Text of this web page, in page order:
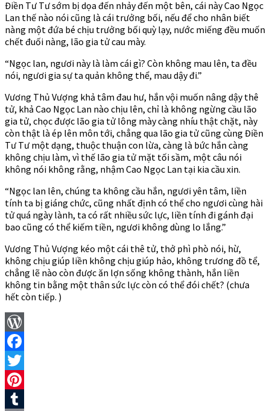
Điền Tư Tư sớm bị dọa đến nhảy đến một bên, cái này Cao Ngọc
Lan thế nào nói cũng là cái trưởng bối, nếu để cho nhân biết
nàng một đứa bé chịu trưởng bối quỳ lạy, nước miếng đều muốn
chết đuối nàng, lão gia tử cau mày.
“Ngọc lan, ngươi này là làm cái gì? Còn không mau lên, ta đều
nói, ngươi gia sự ta quản không thể, mau dậy đi.”
Vương Thủ Vượng khả tâm đau hư, hắn vội muốn nâng dậy thê
tử, khả Cao Ngọc Lan nào chịu lên, chỉ là không ngừng cầu lão
gia tử, chọc được lão gia tử lông mày càng nhíu thật chặt, này
còn thật là ép lên môn tới, chẳng qua lão gia tử cũng cùng Điền
Tư Tư một dạng, thuộc thuận con lừa, càng là bức hắn càng
không chịu làm, vì thế lão gia tử mặt tối sầm, một câu nói
không nói không rằng, nhậm Cao Ngọc Lan tại kia cầu xin.
“Ngọc lan lên, chúng ta không cầu hắn, ngươi yên tâm, liền
tính ta bị giáng chức, cũng nhất định có thể cho ngươi cùng hài
tử quá ngày lành, ta có rất nhiều sức lực, liền tính đi gánh đại
bao cũng có thể kiếm tiền, ngươi không dùng lo lắng.”
Vương Thủ Vượng kéo một cái thê tử, thở phì phò nói, hừ,
không chịu giúp liền không chịu giúp hảo, không trương đồ tể,
chẳng lẽ nào còn được ăn lợn sống không thành, hắn liền
không tin bằng một thân sức lực còn có thể đói chết? (chưa
hết còn tiếp. )
WordPress
Facebook
Twitter
Pinterest